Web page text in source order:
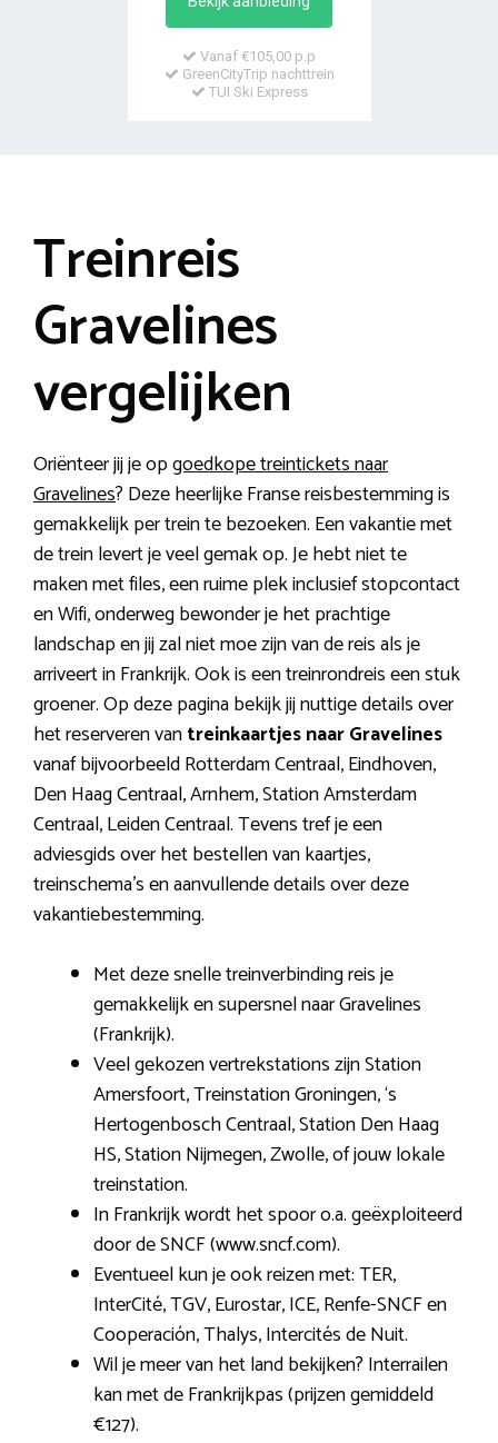
Vanaf €105,00 p.p
GreenCityTrip nachttrein
TUI Ski Express
Treinreis
Gravelines
vergelijken
Oriënteer jij je opgoedkope treintickets naar
Gravelines? Deze heerlijke Franse reisbestemming is
gemakkelijk per trein te bezoeken. Een vakantie met
de trein levert je veel gemak op. Je hebt niet te
maken met files, een ruime plek inclusief stopcontact
en Wifi, onderweg bewonder je het prachtige
landschap en jij zal niet moe zijn van de reis als je
arriveert in Frankrijk. Ook is een treinrondreis een stuk
groener. Op deze pagina bekijk jij nuttige details over
het reserveren vantreinkaartjes naar Gravelines
vanaf bijvoorbeeld Rotterdam Centraal, Eindhoven,
Den Haag Centraal, Arnhem, Station Amsterdam
Centraal, Leiden Centraal. Tevens tref je een
adviesgids over het bestellen van kaartjes,
treinschema’s en aanvullende details over deze
vakantiebestemming.
Met deze snelle treinverbinding reis je
gemakkelijk en supersnel naar Gravelines
(Frankrijk).
Veel gekozen vertrekstations zijn Station
Amersfoort, Treinstation Groningen, ‘s
Hertogenbosch Centraal, Station Den Haag
HS, Station Nijmegen, Zwolle, of jouw lokale
treinstation.
In Frankrijk wordt het spoor o.a. geëxploiteerd
door de SNCF (www.sncf.com).
Eventueel kun je ook reizen met: TER,
InterCité, TGV, Eurostar, ICE, Renfe-SNCF en
Cooperación, Thalys, Intercités de Nuit.
Wil je meer van het land bekijken? Interrailen
kan met de Frankrijkpas (prijzen gemiddeld
€127).